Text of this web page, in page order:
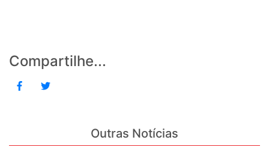
Compartilhe...
Outras Notícias